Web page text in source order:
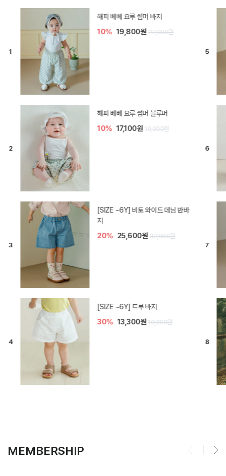
[SIZE ~6Y] 델린 린넨 바지
10% 21,600원 24,000원
듀이 아기 바지
10% 17,100원 19,000원
[SIZE ~6Y] 라핀 카프리 팬츠
30%
엘로디 니트 아기 바지
20% 16,000원 20,000원
MEMBERSHIP